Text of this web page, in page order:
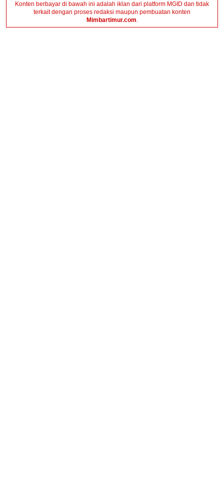
Konten berbayar di bawah ini adalah iklan dari platform MGID dan tidak
terkait dengan proses redaksi maupun pembuatan konten
Mimbartimur.com.